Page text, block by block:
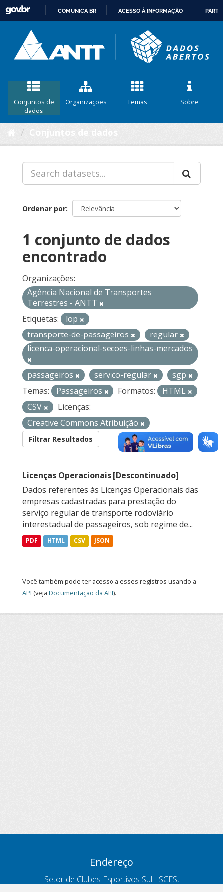
CONTEÚDO
COMUNICA BR ACESSO À INFORMAÇÃO
Conjuntos de
dados
Organizações Temas Sobre
Ordenar por
1 conjunto de dados
encontrado
Organizações:
Agência Nacional de Transportes
Terrestres - ANTT
Etiquetas:
lop
transporte-de-passageiros
regular
licenca-operacional-secoes-linhas-mercados
passageiros servico-regular
sgp
Temas:
Passageiros Formatos:
HTML
CSV
Licenças:
Creative Commons Atribuição
Filtrar Resultados
Licenças Operacionais [Descontinuado]
Dados referentes às Licenças Operacionais das
empresas cadastradas para prestação do
serviço regular de transporte rodoviário
interestadual de passageiros, sob regime de...
PDF HTML CSV JSON
Você também pode ter acesso a esses registros usando a
API (veja Documentação da API).
Endereço
Setor de Clubes Esportivos Sul - SCES,